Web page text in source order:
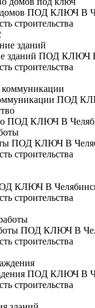
ПОД КЛЮЧ В
строительства
зданий ПОД КЛЮЧ В
строительства
ПОД
ПОД КЛЮЧ В
ПОД КЛЮЧ В
строительства
КЛЮЧ В
строительства
ПОД КЛЮЧ В
строительства
ПОД КЛЮЧ В
строительства